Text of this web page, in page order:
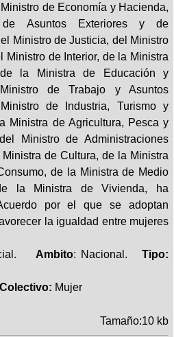
de Economía y Hacienda,
Asuntos Exteriores y de
Ministro de Justicia, del Ministro
Ministro de Interior, de la Ministra
la Ministra de Educación y
de Trabajo y Asuntos
de Industria, Turismo y
Ministra de Agricultura, Pesca y
Ministro de Administraciones
de Cultura, de la Ministra
de la Ministra de Medio
la Ministra de Vivienda, ha
por el que se adoptan
la igualdad entre mujeres
Ambito: Nacional. Tipo:
Mujer
Tamaño:10 kb